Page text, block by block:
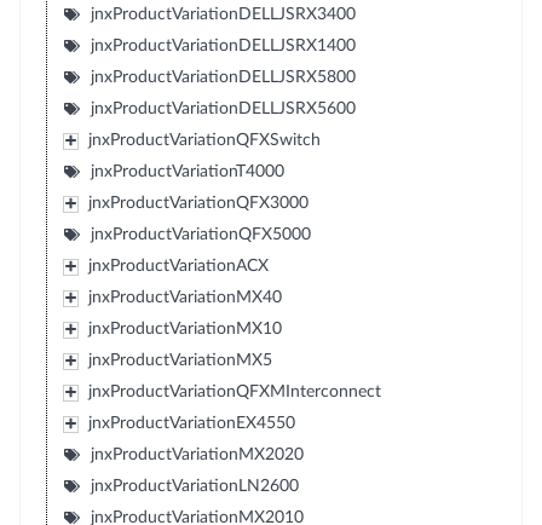
jnxProductVariationDELLJSRX3400
jnxProductVariationDELLJSRX1400
jnxProductVariationDELLJSRX5800
jnxProductVariationDELLJSRX5600
jnxProductVariationQFXSwitch
jnxProductVariationT4000
jnxProductVariationQFX3000
jnxProductVariationQFX5000
jnxProductVariationACX
jnxProductVariationMX40
jnxProductVariationMX10
jnxProductVariationMX5
jnxProductVariationQFXMInterconnect
jnxProductVariationEX4550
jnxProductVariationMX2020
jnxProductVariationLN2600
jnxProductVariationMX2010